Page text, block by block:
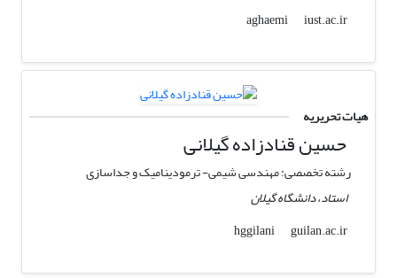
aghaemi
iust.ac.ir
هیات تحریریه
حسین قنادزاده گیلانی
رشته تخصصی: مهندسی شیمی- ترمودینامیک و جداسازی
استاد، دانشگاه گیلان
hggilani
guilan.ac.ir